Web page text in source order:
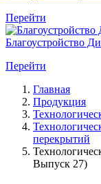
Перейти
Благоустройство
Перейти
Главная
Продукция
перекрытий
Выпуск 27)